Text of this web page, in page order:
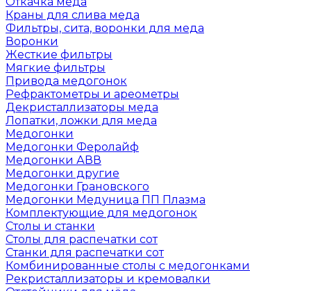
Краны для слива меда
Фильтры, сита, воронки для меда
Воронки
Жесткие фильтры
Мягкие фильтры
Привода медогонок
Рефрактометры и ареометры
Декристаллизаторы меда
Лопатки, ложки для меда
Медогонки
Медогонки Феролайф
Медогонки АВВ
Медогонки другие
Медогонки Грановского
Медогонки Медуница ПП Плазма
Комплектующие для медогонок
Столы и станки
Столы для распечатки сот
Станки для распечатки сот
Комбинированные столы с медогонками
Рекристаллизаторы и кремовалки